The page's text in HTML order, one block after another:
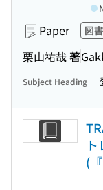
Paper 図書
栗山祐哉 著
Subject Heading
(